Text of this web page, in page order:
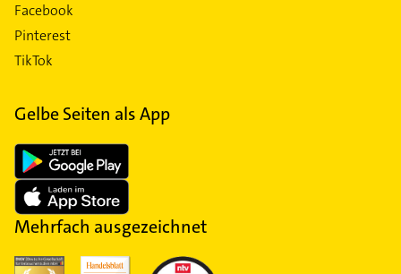
Facebook
Pinterest
TikTok
Gelbe Seiten als App
Mehrfach ausgezeichnet